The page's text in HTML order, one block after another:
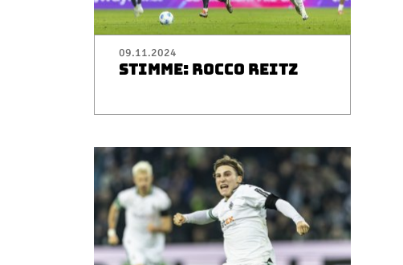
09.11.2024
STIMME: ROCCO REITZ